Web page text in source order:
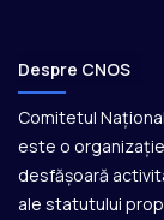
Despre CNOS
Comitetul
este o
desfășoară
ale statutului